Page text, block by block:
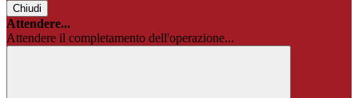
Chiudi
Attendere...
Attendere il completamento dell'operazione...